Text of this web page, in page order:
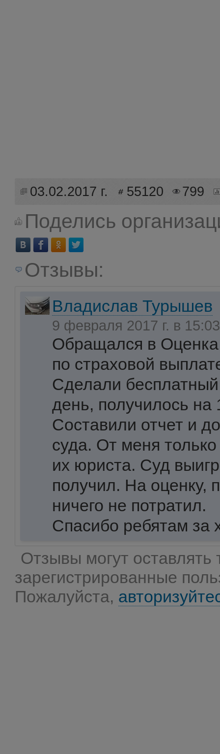
03.02.2017 г. 55120 799
Поделись
Отзывы:
Владислав Турышев
9 февраля 2017 г. в
Обращался в Оценка
по страховой
Сделали
день, получилось на
Составили отчет и
суда. От меня
их юриста. Суд
получил. На оценку,
ничего не потратил.
Спасибо ребятам за
Отзывы могут оставлять
зарегистрированные
Пожалуйста,